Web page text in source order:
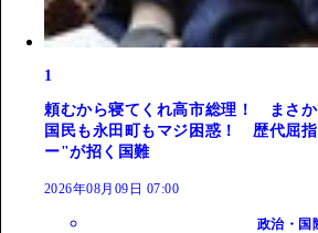
1
頼むから寝てくれ高市総理！ まさ
国民も永田町もマジ困惑！ 歴代屈
ー"が招く国難
2026年08月09日 07:00
政治・国